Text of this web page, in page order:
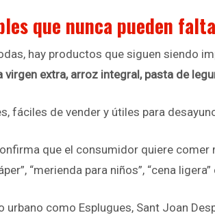
que nunca pueden
hay productos que siguen siendo
virgen extra, arroz integral, pasta de
fáciles de vender y útiles para
que el consumidor quiere
“merienda para niños”, “cena
urbano como Esplugues, Sant Joan